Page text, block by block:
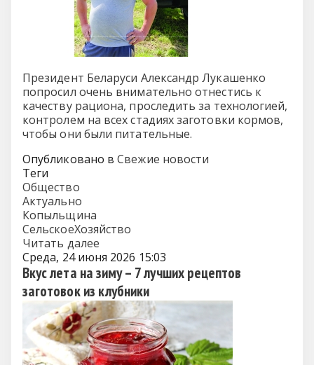
Президент Беларуси Александр Лукашенко
попросил очень внимательно отнестись к
качеству рациона, проследить за технологией,
контролем на всех стадиях заготовки кормов,
чтобы они были питательные.
Опубликовано в Свежие новости
Теги
Общество
Актуально
Копыльщина
СельскоеХозяйство
Читать далее
Среда, 24 июня 2026 15:03
Вкус лета на зиму – 7 лучших рецептов
заготовок из клубники